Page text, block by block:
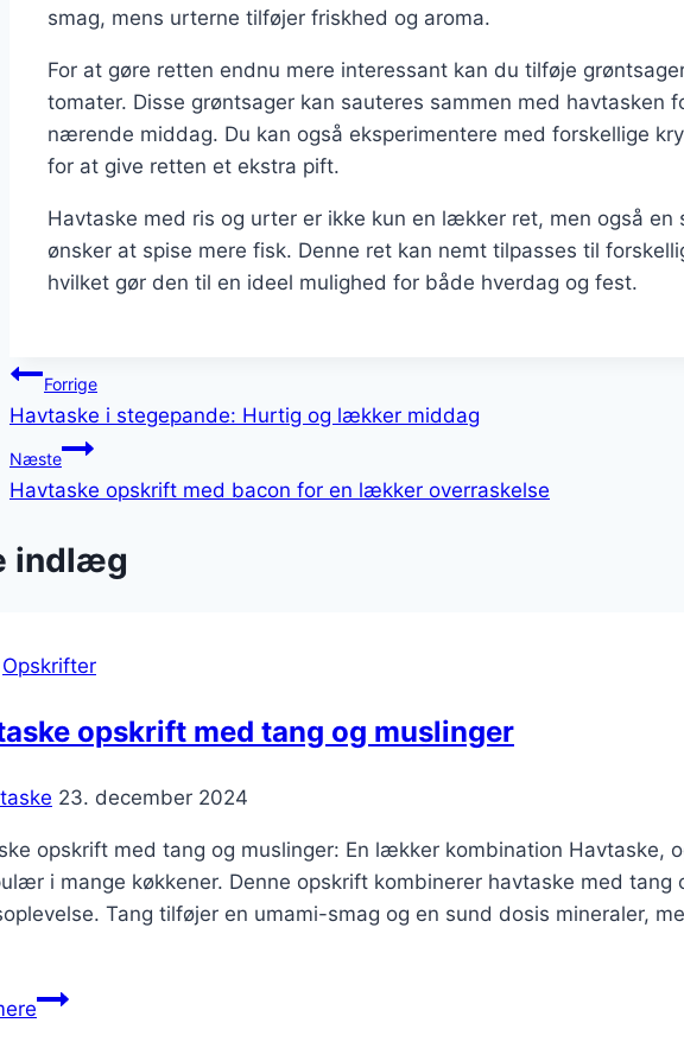
smag, mens urterne tilføjer friskhed og aroma.
For at gøre retten endnu mere interessant kan du tilføje
tomater. Disse grøntsager kan sauteres sammen med havtasken
nærende middag. Du kan også eksperimentere med forskellige
for at give retten et ekstra pift.
Havtaske med ris og urter er ikke kun en lækker ret, men også
ønsker at spise mere fisk. Denne ret kan nemt tilpasses til
hvilket gør den til en ideel mulighed for både hverdag og fest.
Indlægsnavigation
Forrige
Havtaske i stegepande: Hurtig og lækker middag
Næste
Havtaske opskrift med bacon for en lækker overraskelse
indlæg
Opskrifter
opskrift med tang og muslinger
23. december 2024
opskrift med tang og muslinger: En lækker kombination Havtaske,
i mange køkkener. Denne opskrift kombinerer havtaske med tang
Tang tilføjer en umami-smag og en sund dosis mineraler,
Havtaske